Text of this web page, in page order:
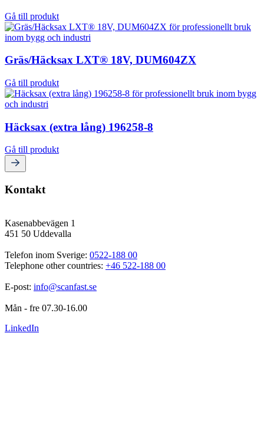
Gå till produkt
Gräs/Häcksax LXT® 18V, DUM604ZX
Gå till produkt
Häcksax (extra lång) 196258-8
Gå till produkt
Kontakt
Kasenabbevägen 1
451 50 Uddevalla
Telefon inom Sverige: 0522-188 00
Telephone other countries: +46 522-188 00
E-post: info@scanfast.se
Mån - fre 07.30-16.00
LinkedIn